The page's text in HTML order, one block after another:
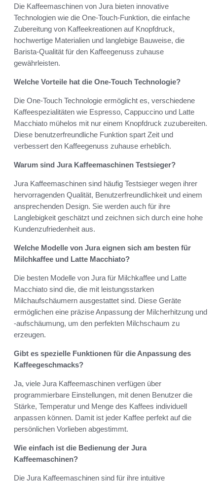
Die Kaffeemaschinen von Jura bieten innovative
Technologien wie die One-Touch-Funktion, die einfache
Zubereitung von Kaffeekreationen auf Knopfdruck,
hochwertige Materialien und langlebige Bauweise, die
Barista-Qualität für den Kaffeegenuss zuhause
gewährleisten.
Welche Vorteile hat die One-Touch Technologie?
Die One-Touch Technologie ermöglicht es, verschiedene
Kaffeespezialitäten wie Espresso, Cappuccino und Latte
Macchiato mühelos mit nur einem Knopfdruck zuzubereiten.
Diese benutzerfreundliche Funktion spart Zeit und
verbessert den Kaffeegenuss zuhause erheblich.
Warum sind Jura Kaffeemaschinen Testsieger?
Jura Kaffeemaschinen sind häufig Testsieger wegen ihrer
hervorragenden Qualität, Benutzerfreundlichkeit und einem
ansprechenden Design. Sie werden auch für ihre
Langlebigkeit geschätzt und zeichnen sich durch eine hohe
Kundenzufriedenheit aus.
Welche Modelle von Jura eignen sich am besten für
Milchkaffee und Latte Macchiato?
Die besten Modelle von Jura für Milchkaffee und Latte
Macchiato sind die, die mit leistungsstarken
Milchaufschäumern ausgestattet sind. Diese Geräte
ermöglichen eine präzise Anpassung der Milcherhitzung und
-aufschäumung, um den perfekten Milchschaum zu
erzeugen.
Gibt es spezielle Funktionen für die Anpassung des
Kaffeegeschmacks?
Ja, viele Jura Kaffeemaschinen verfügen über
programmierbare Einstellungen, mit denen Benutzer die
Stärke, Temperatur und Menge des Kaffees individuell
anpassen können. Damit ist jeder Kaffee perfekt auf die
persönlichen Vorlieben abgestimmt.
Wie einfach ist die Bedienung der Jura
Kaffeemaschinen?
Die Jura Kaffeemaschinen sind für ihre intuitive